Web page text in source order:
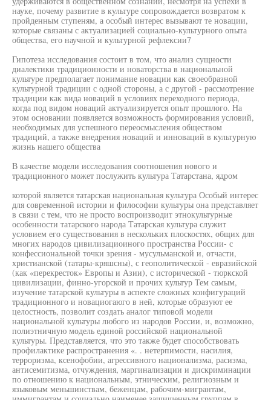
науке, почему развитие в культуре сопровождается возвратом к
пройденным ступеням, а особый интерес вызывают те новации,
которые связаны с актуализацией социально-культурного опыта
общества, его научной и культурной рефлексии7
Гипотеза исследования состоит в том, что анализ сущности
диалектики традиционности и новаторства в национальной
культуре предполагает понимание новации как своеобразной
культурной традиции с одной стороны, а с другой - рассмотрение
традиции как вида новаций в условиях переходного периода,
когда под видом новаций актуализируется опыт прошлого. На
этом основании появляется возможность формирования условий,
необходимых для успешного переосмысления обществом
традиций, а также внедрения новаций и инноваций в культурную
жизнь нашего общества
В качестве модели исследования соотношения нового и
традиционного может послужить культура Татарстана, ядром
которой является татарская национальная культура Особый интерес
для современной истории и философии культуры она представляет
в связи с тем, что не просто воспроизводит этнокультурные
особенности татарского народа Татарская культура служит
условием его существования в нескольких плоскостях, общих для
многих народов цивилизациоиного пространства России- с
конфессиональной точки зрения - мусульманской и, отчасти,
христианской (татары-кряшсны), с геополитической - евразийской
(как «перекресток» Европы и Азии), с исторической - тюркской
цивилизации, финно-угорской и прочих культур Тем самым,
изучение татарской культуры в аспекте сложных конфигураций
традиционного и новациогаюго в ней, которые образуют ее
целостность, позволит создать аналог типовой модели
национальной культуры любого из народов России, и, возможно,
полиэтничную модель единой российской национальной
культуры. Представляется, что это также будет способствовать
профилактике распространения «. . нетерпимости, насилия,
терроризма, ксенофобии, агрессивного национализма, расизма,
антисемитизма, отчуждения, маргинализации и дискриминации
по отношению к национальным, этническим, религиозным и
языковым меньшинствам, беженцам, рабочим-мигрантам,